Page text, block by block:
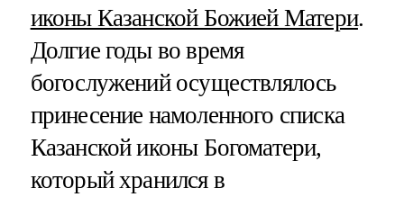
иконы Казанской Божией Матери.
Долгие годы во время
богослужений осуществлялось
принесение намоленного списка
Казанской иконы Богоматери,
который хранился в